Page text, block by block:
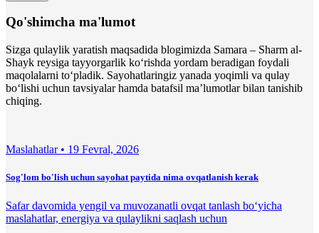
Qo'shimcha ma'lumot
Sizga qulaylik yaratish maqsadida blogimizda Samara – Sharm al-
Shayk reysiga tayyorgarlik ko‘rishda yordam beradigan foydali
maqolalarni to‘pladik. Sayohatlaringiz yanada yoqimli va qulay
bo‘lishi uchun tavsiyalar hamda batafsil ma’lumotlar bilan tanishib
chiqing.
Maslahatlar • 19 Fevral, 2026
Sog'lom bo'lish uchun sayohat paytida nima ovqatlanish kerak
Safar davomida yengil va muvozanatli ovqat tanlash bo‘yicha
maslahatlar, energiya va qulaylikni saqlash uchun